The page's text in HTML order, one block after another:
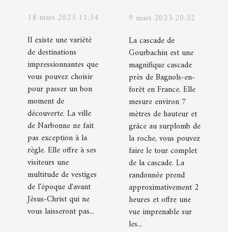
visiter à
Narbonne
18 mars 2023 11:34
Il existe une variété
de destinations
impressionnantes que
vous pouvez choisir
pour passer un bon
moment de
découverte. La ville
de Narbonne ne fait
pas exception à la
règle. Elle offre à ses
visiteurs une
multitude de vestiges
de l'époque d'avant
Jésus-Christ qui ne
vous laisseront pas...
: Pourquoi
visiter la
cascade de
Gourbachin
?
9 mars 2023 20:32
La cascade de
Gourbachin est une
magnifique cascade
près de Bagnols-en-
forêt en France. Elle
mesure environ 7
mètres de hauteur et
grâce au surplomb de
la roche, vous pouvez
faire le tour complet
de la cascade. La
randonnée prend
approximativement 2
heures et offre une
vue imprenable sur
les...